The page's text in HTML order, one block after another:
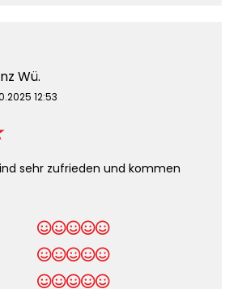
Wü.
12:53
sehr zufrieden und kommen